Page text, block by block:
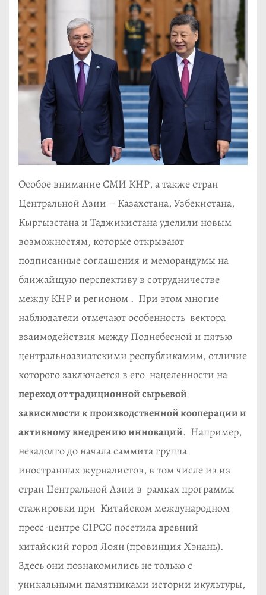
Особое внимание СМИ КНР, а также стран
Центральной Азии – Казахстана, Узбекистана,
Кыргызстана и Таджикистана уделили новым
возможностям, которые открывают
подписанные соглашения и меморандумы на
ближайщую перспективу в сотрудничестве
между КНР и регионом . При этом многие
наблюдатели отмечают особенность вектора
взаимодействия между Поднебесной и пятью
центральноазиатскими республикамим, отличие
которого заключается в его нацеленности на
переход от традиционной сырьевой
зависимости к производственной кооперации и
активному внедрению инноваций. Например,
незадолго до начала саммита группа
иностранных журналистов, в том числе из из
стран Центральной Азии в рамках программы
стажировки при Китайском международном
пресс-центре CIPCC посетила древний
китайский город Лоян (провинция Хэнань).
Здесь они познакомились не только с
уникальными памятниками истории икультуры,